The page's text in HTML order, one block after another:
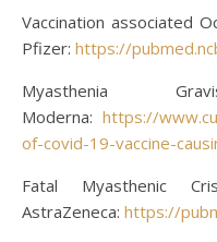
Vaccination associated
Pfizer: https://
Myasthenia
Moderna: https://
of-covid-19-vaccine-
Fatal Myasthenic
AstraZeneca: https://